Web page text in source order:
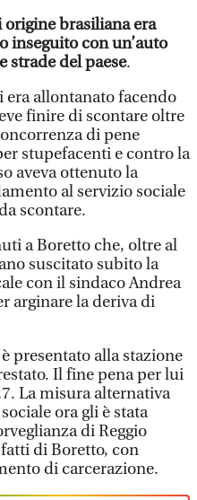
brasiliana era
inseguito con un’auto
strade del paese.
era allontanato facendo
finire di scontare oltre
di pene
stupefacenti e contro la
aveva ottenuto la
al servizio sociale
scontare.
a Boretto che, oltre al
suscitato subito la
con il sindaco Andrea
arginare la deriva di
presentato alla stazione
Il fine pena per lui
La misura alternativa
ora gli è stata
di Reggio
di Boretto, con
di carcerazione.